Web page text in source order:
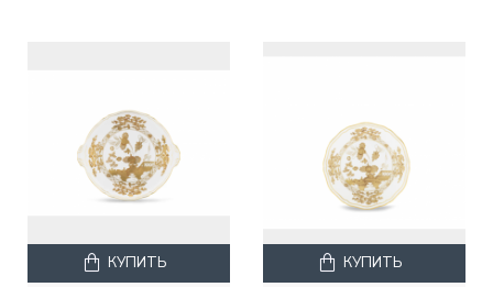
КУПИТЬ КУПИТЬ